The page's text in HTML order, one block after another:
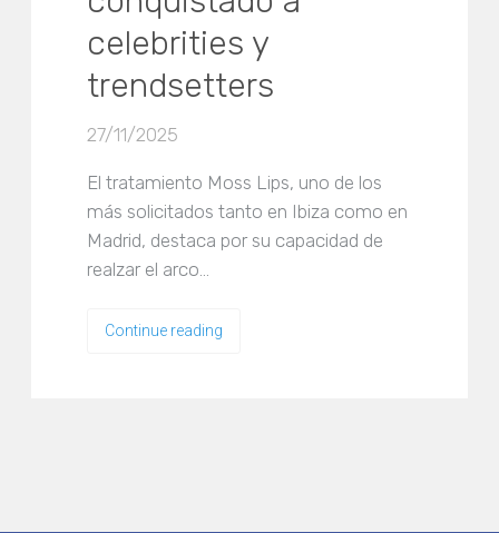
celebrities y
trendsetters
27/11/2025
El tratamiento Moss Lips, uno de los
más solicitados tanto en Ibiza como en
Madrid, destaca por su capacidad de
realzar el arco…
Continue reading